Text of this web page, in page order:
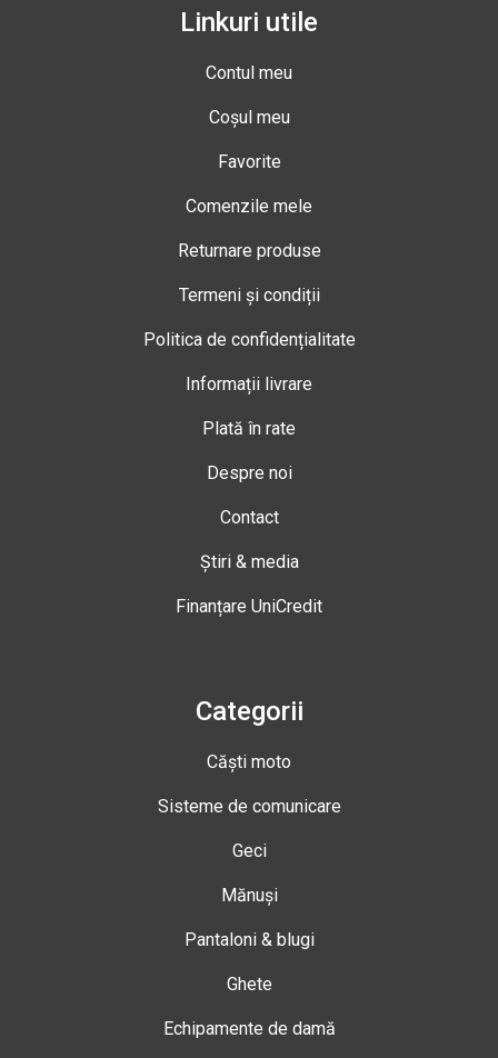
Linkuri utile
Contul meu
Coșul meu
Favorite
Comenzile mele
Returnare produse
Termeni și condiții
Politica de confidențialitate
Informații livrare
Plată în rate
Despre noi
Contact
Știri & media
Finanțare UniCredit
Categorii
Căști moto
Sisteme de comunicare
Geci
Mănuși
Pantaloni & blugi
Ghete
Echipamente de damă